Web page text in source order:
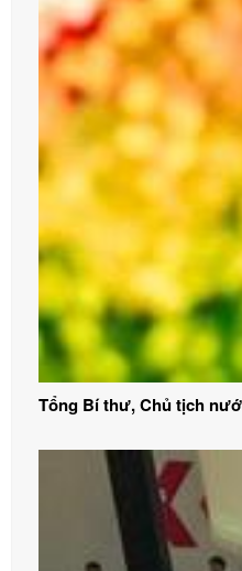
Tổng Bí thư, Chủ tịch